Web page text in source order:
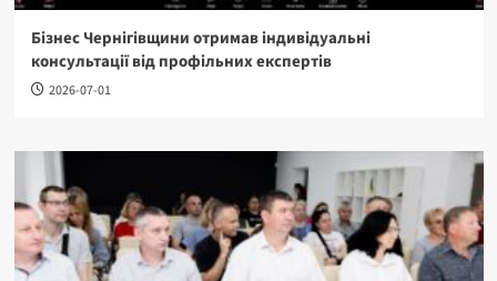
Бізнес Чернігівщини отримав індивідуальні
консультації від профільних експертів
2026-07-01